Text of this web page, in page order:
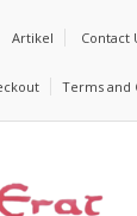
Artikel Contact
Terms and